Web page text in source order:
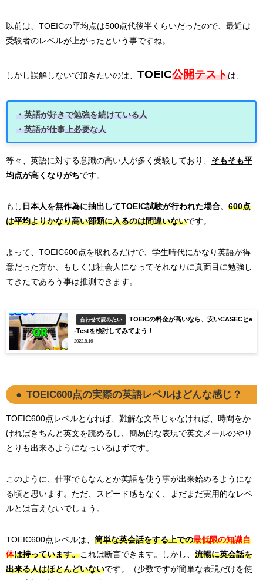
以前は、TOEICの平均点は500点代後半くらいだったので、最近は
受験者のレベルが上がったという事ですね。
しかし誤解しないで頂きたいのは、 TOEIC公開テストは、
・英語が好きで勉強を続けている人
・英語が仕事上必要な人
等々、英語に対する意識の高い人が多く受験しており、 そもそも平
均点が高くなりがちです。
もし 日本人を無作為に抽出してTOEIC試験が行われた場合、 600点
は平均よりかなり高い部類に入るのは間違いないです。
よって、TOEIC600点を取れるだけで、学生時代にかなり英語が得
意だった方か、もしくは社会人になってそれなりに真面目に勉強し
てきたであろう事は推測できます。
合わせて読みたい
TOEICの料金が高いなら、安いCASECとe
-Testを検討してみてよう！
2022.8.16
TOEIC600点の実際の英語レベルはどんな感じ？
TOEIC600点レベルとなれば、難解な文章じゃなければ、時間をか
ければきちんと英文を読めるし、簡易的な表現で英文メールのやり
とりも出来るようになっいるはずです。
このように、仕事でもなんとか英語を使う事が出来始めるようにな
る頃と思います。ただ、スピード感もなく、まだまだ実用的なレベ
ルとは言えないでしょう。
TOEIC600点レベルは、 簡単な英会話をする上での最低限の知識自
体は持っています。これは断言できます。しかし、 流暢に英会話を
出来る人はほとんどいないです。（少数ですが簡単な表現だけを使